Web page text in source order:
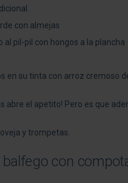
con almejas
al pil-pil con hongos a la plancha
en su tinta con arroz cremoso
abre el apetito! Pero es que
y trompetas.
con